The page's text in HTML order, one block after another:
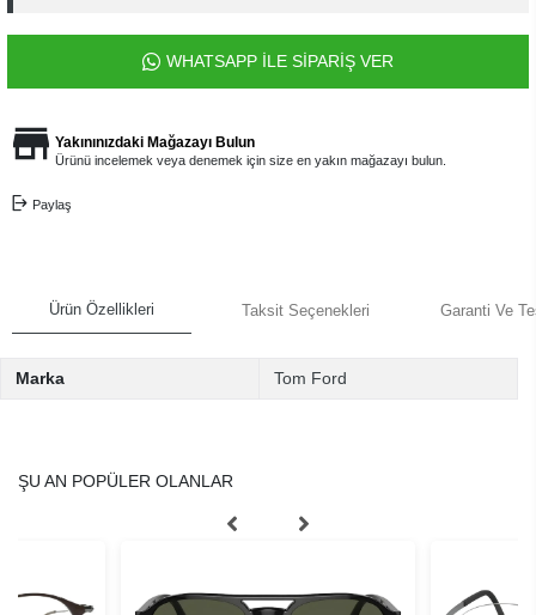
WHATSAPP İLE SİPARİŞ VER
Yakınınızdaki Mağazayı Bulun
Ürünü incelemek veya denemek için size en yakın mağazayı bulun.
Paylaş
Ürün Özellikleri Taksit Seçenekleri Garanti Ve
Marka Tom Ford
ŞU AN POPÜLER OLANLAR